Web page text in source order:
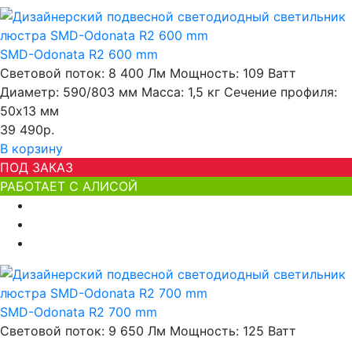
SMD-Odonata R2 600 mm
Световой поток: 8 400 Лм Мощность: 109 Ватт
Диаметр: 590/803 мм Масса: 1,5 кг Сечение профиля:
50х13 мм
39 490р.
В корзину
ПОД ЗАКАЗ
РАБОТАЕТ С АЛИСОЙ
SMD-Odonata R2 700 mm
Световой поток: 9 650 Лм Мощность: 125 Ватт